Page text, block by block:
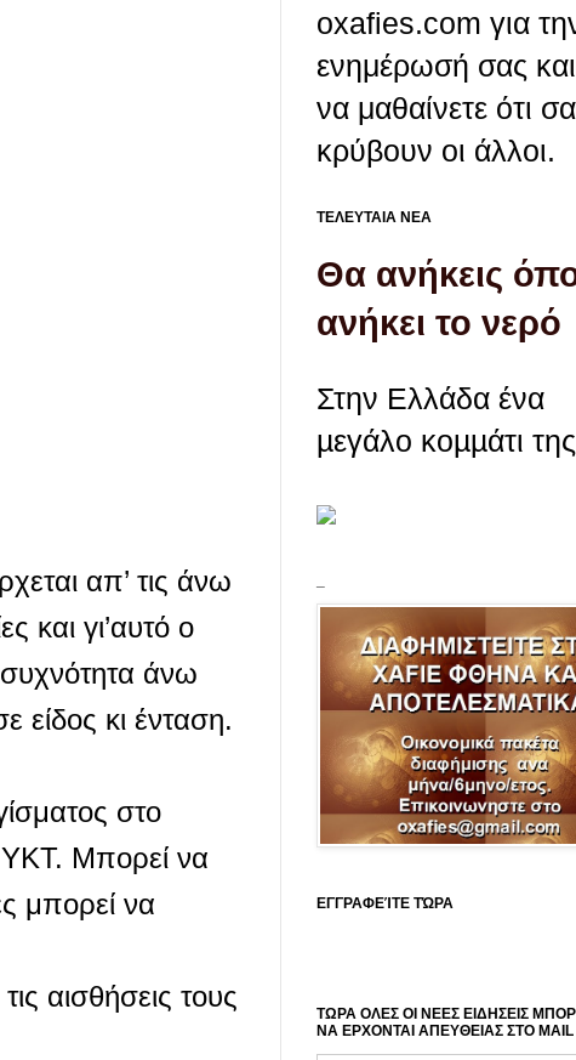
απ’ τις άνω
και γι’αυτό ο
άνω
είδος κι ένταση.
στο
ΥΚΤ. Μπορεί να
μπορεί να
αισθήσεις τους
oxafies.com για
ενημέρωσή σας
να μαθαίνετε ότι
κρύβουν οι άλλοι.
ΤΕΛΕΥΤΑΙΑ ΝΕΑ
Θα ανήκεις
ανήκει το νερό
Στην Ελλάδα ένα
µεγάλο κοµµάτι
ΕΓΓΡΑΦΕΊΤΕ ΤΏΡΑ
ΤΩΡΑ ΟΛΕΣ ΟΙ ΝΕΕΣ ΕΙΔΗΣΕΙΣ
ΝΑ ΕΡΧΟΝΤΑΙ ΑΠΕΥΘΕΙΑΣ ΣΤΟ